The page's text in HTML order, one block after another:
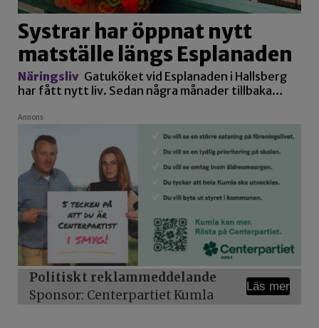
Systrar har öppnat nytt
matställe längs Esplanaden
Näringsliv Gatuköket vid Esplanaden i Hallsberg
har fått nytt liv. Sedan några månader tillbaka…
Annons
Politiskt reklammeddelande
Sponsor: Centerpartiet Kumla
Läs mer